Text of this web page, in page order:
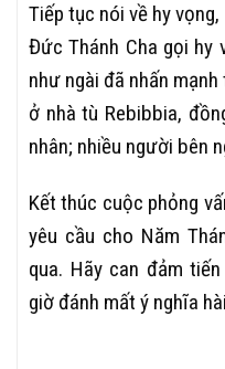
Tiếp tục nói về hy
Đức Thánh Cha gọi hy
như ngài đã nhấn
ở nhà tù Rebibbia,
nhân; nhiều người bên
Kết thúc cuộc phỏng
yêu cầu cho Năm
qua. Hãy can đảm
giờ đánh mất ý nghĩa